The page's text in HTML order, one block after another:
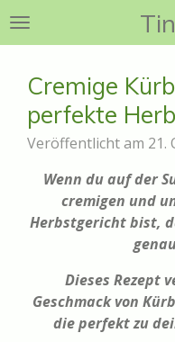
Zum
Cremige
perfekte
Veröffentlicht am 21.
Wenn du auf der
cremigen und
Herbstgericht bist,
Dieses Rezept
Geschmack von
die perfekt zu